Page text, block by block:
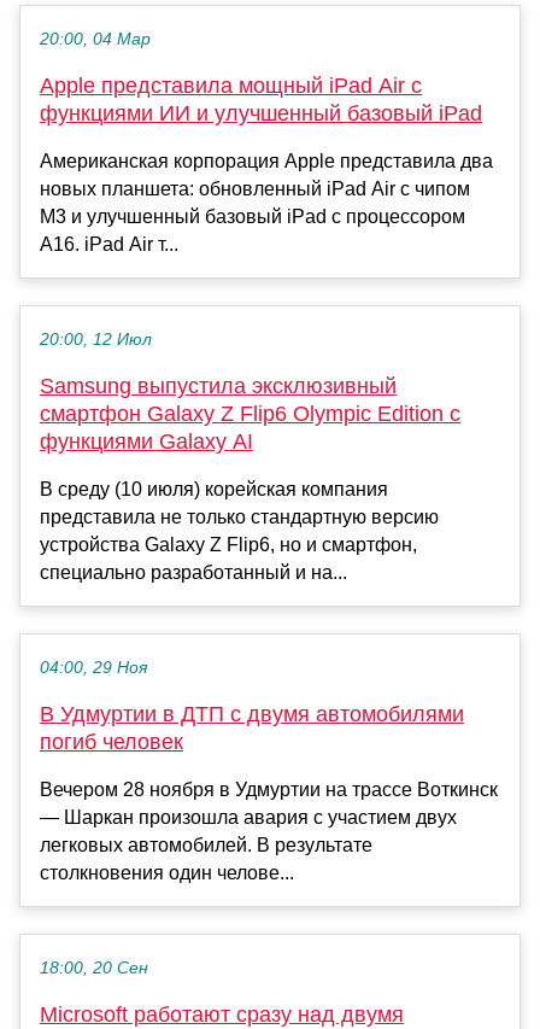
20:00, 04 Мар
Apple представила мощный iPad Air с
функциями ИИ и улучшенный базовый iPad
Американская корпорация Apple представила два
новых планшета: обновленный iPad Air с чипом
M3 и улучшенный базовый iPad с процессором
A16. iPad Air т...
20:00, 12 Июл
Samsung выпустила эксклюзивный
смартфон Galaxy Z Flip6 Olympic Edition с
функциями Galaxy AI
В среду (10 июля) корейская компания
представила не только стандартную версию
устройства Galaxy Z Flip6, но и смартфон,
специально разработанный и на...
04:00, 29 Ноя
В Удмуртии в ДТП с двумя автомобилями
погиб человек
Вечером 28 ноября в Удмуртии на трассе Воткинск
— Шаркан произошла авария с участием двух
легковых автомобилей. В результате
столкновения один челове...
18:00, 20 Сен
Microsoft работают сразу над двумя